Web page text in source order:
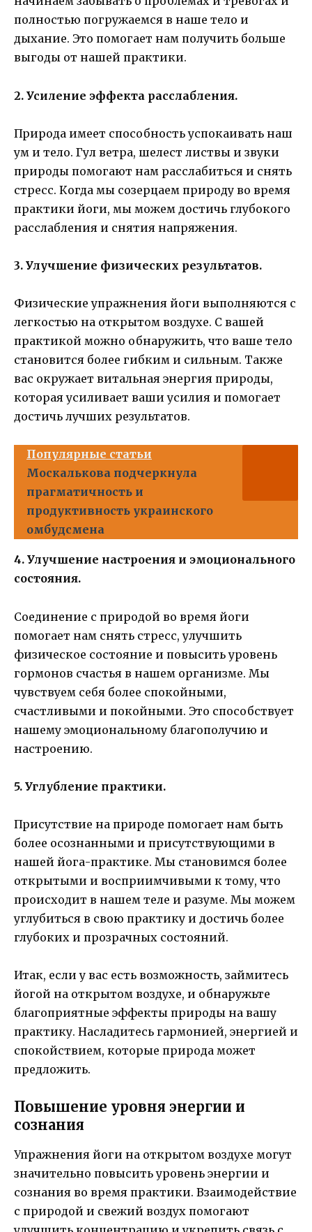
полностью погружаемся в наше тело и
дыхание. Это помогает нам получить больше
выгоды от нашей практики.
2. Усиление эффекта расслабления.
Природа имеет способность успокаивать наш
ум и тело. Гул ветра, шелест листвы и звуки
природы помогают нам расслабиться и снять
стресс. Когда мы созерцаем природу во время
практики йоги, мы можем достичь глубокого
расслабления и снятия напряжения.
3. Улучшение физических результатов.
Физические упражнения йоги выполняются с
легкостью на открытом воздухе. С вашей
практикой можно обнаружить, что ваше тело
становится более гибким и сильным. Также
вас окружает витальная энергия природы,
которая усиливает ваши усилия и помогает
достичь лучших результатов.
Популярные статьи
Москалькова подчеркнула
прагматичность и
продуктивность украинского
омбудсмена
4. Улучшение настроения и эмоционального
состояния.
Соединение с природой во время йоги
помогает нам снять стресс, улучшить
физическое состояние и повысить уровень
гормонов счастья в нашем организме. Мы
чувствуем себя более спокойными,
счастливыми и покойными. Это способствует
нашему эмоциональному благополучию и
настроению.
5. Углубление практики.
Присутствие на природе помогает нам быть
более осознанными и присутствующими в
нашей йога-практике. Мы становимся более
открытыми и восприимчивыми к тому, что
происходит в нашем теле и разуме. Мы можем
углубиться в свою практику и достичь более
глубоких и прозрачных состояний.
Итак, если у вас есть возможность, займитесь
йогой на открытом воздухе, и обнаружьте
благоприятные эффекты природы на вашу
практику. Насладитесь гармонией, энергией и
спокойствием, которые природа может
предложить.
Повышение уровня энергии и
сознания
Упражнения йоги на открытом воздухе могут
значительно повысить уровень энергии и
сознания во время практики. Взаимодействие
с природой и свежий воздух помогают